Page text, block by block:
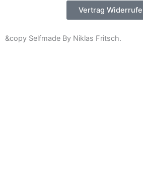
Vertrag
&copy Selfmade By Niklas Fritsch.